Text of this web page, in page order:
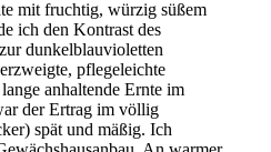
mit fruchtig, würzig süßem
ich den Kontrast des
dunkelblauvioletten
pflegeleichte
anhaltende Ernte im
der Ertrag im völlig
spät und mäßig. Ich